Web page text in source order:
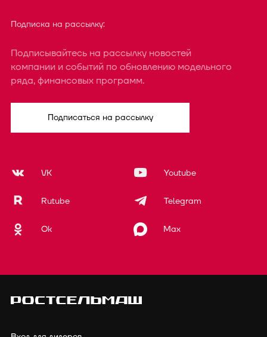
Подписка на рассылку:
Подписывайтесь на рассылку новостей
компании и событий по обновлению модельного
ряда, финансовых программ.
Подписаться на рассылку
VK Youtube
Rutube Telegram
Ok Max